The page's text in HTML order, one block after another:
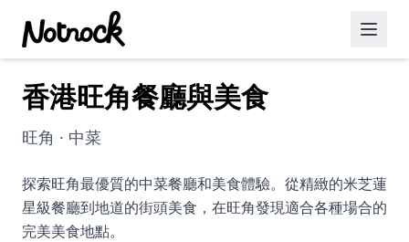
精選活動
博客文章
約會好去處
美食佳餚
香港旺角餐廳與美食
旺角 · 中菜
探索旺角最優質的中菜餐廳和美食體驗。從精緻的米芝蓮
星級餐廳到地道的街頭美食，在旺角發現適合各種場合的
完美美食地點。